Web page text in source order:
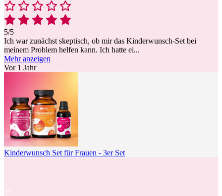
5/5
Ich war zunächst skeptisch, ob mir das Kinderwunsch-Set bei
meinem Problem helfen kann. Ich hatte ei...
Mehr anzeigen
Vor 1 Jahr
Kinderwunsch Set für Frauen - 3er Set